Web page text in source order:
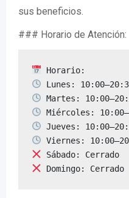
sus beneficios.
### Horario de Atención:
Domingo: Cerrado